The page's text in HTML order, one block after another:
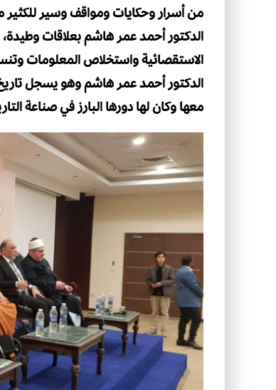
من أسرار وحكايات ومواقف وسير للكثير
الدكتور أحمد عمر هاشم بعلاقات
الاستقصائية واستخلاص المعلومات
الدكتور أحمد عمر هاشم وهو يسجل
معها وكان لها دورها البارز في صناعة